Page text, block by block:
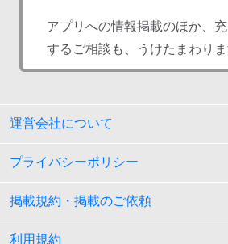
アプリへの情報掲載のほか、
するご相談も、うけたまわりま
運営会社について
プライバシーポリシー
掲載規約・掲載のご依頼
利用規約